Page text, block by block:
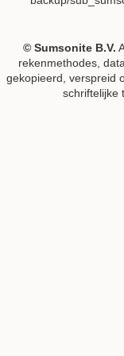
© Sumsonite B.V.
rekenmethodes,
gekopieerd, verspreid
schriftelijke